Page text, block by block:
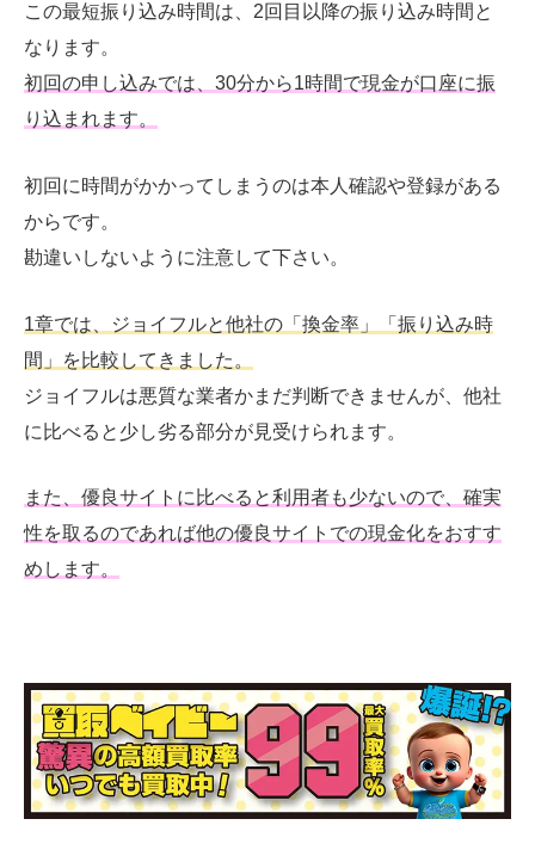
この最短振り込み時間は、2回目以降の振り込み時間と
なります。
初回の申し込みでは、30分から1時間で現金が口座に振
り込まれます。
初回に時間がかかってしまうのは本人確認や登録がある
からです。
勘違いしないように注意して下さい。
1章では、ジョイフルと他社の「換金率」「振り込み時
間」を比較してきました。
ジョイフルは悪質な業者かまだ判断できませんが、他社
に比べると少し劣る部分が見受けられます。
また、優良サイトに比べると利用者も少ないので、確実
性を取るのであれば他の優良サイトでの現金化をおすす
めします。